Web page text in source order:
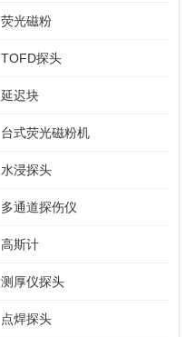
荧光磁粉
TOFD探头
延迟块
台式荧光磁粉机
水浸探头
多通道探伤仪
高斯计
测厚仪探头
点焊探头